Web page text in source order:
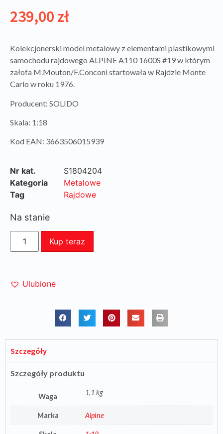
239,00 zł
Kolekcjonerski model metalowy z elementami plastikowymi
samochodu rajdowego ALPINE A110 1600S #19 w którym
załofa M.Mouton/F.Conconi startowała w Rajdzie Monte
Carlo w roku 1976.
Producent: SOLIDO
Skala: 1:18
Kod EAN: 3663506015939
Nr kat.
S1804204
Kategoria
Metalowe
Tag
Rajdowe
Na stanie
Kup teraz
Ulubione
Szczegóły
Szczegóły produktu
Waga 1,1 kg
Marka Alpine